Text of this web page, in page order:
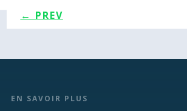
← PREV
EN SAVOIR PLUS